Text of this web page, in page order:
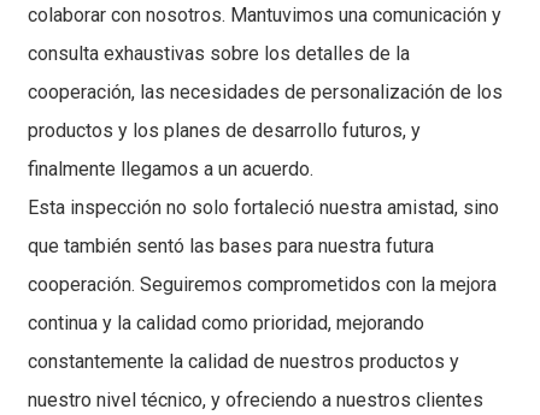
colaborar con nosotros. Mantuvimos una comunicación y
consulta exhaustivas sobre los detalles de la
cooperación, las necesidades de personalización de los
productos y los planes de desarrollo futuros, y
finalmente llegamos a un acuerdo.
Esta inspección no solo fortaleció nuestra amistad, sino
que también sentó las bases para nuestra futura
cooperación. Seguiremos comprometidos con la mejora
continua y la calidad como prioridad, mejorando
constantemente la calidad de nuestros productos y
nuestro nivel técnico, y ofreciendo a nuestros clientes